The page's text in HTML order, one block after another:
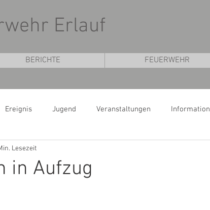
Erlauf
BERICHTE FEUERWEHR
Ereignis Jugend Veranstaltungen Information
in Aufzug
Lesezeit